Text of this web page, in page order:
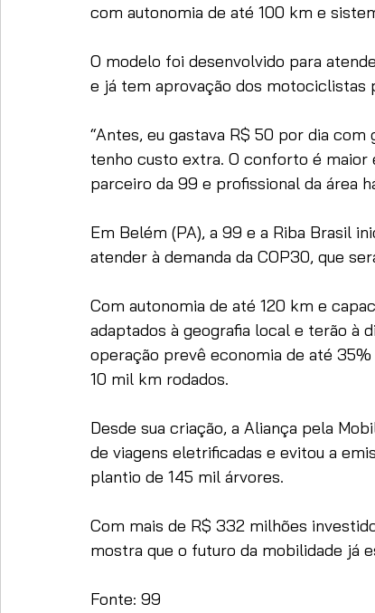
com autonomia de até 100 km e
O modelo foi desenvolvido para
e já tem aprovação dos motociclistas
“Antes, eu gastava R$ 50 por dia
tenho custo extra. O conforto é maior
parceiro da 99 e profissional da área
Em Belém (PA), a 99 e a Riba Brasil
atender à demanda da COP30, que
Com autonomia de até 120 km e
adaptados à geografia local e terão à
operação prevê economia de até
10 mil km rodados.
Desde sua criação, a Aliança pela
de viagens eletrificadas e evitou a
plantio de 145 mil árvores.
Com mais de R$ 332 milhões
mostra que o futuro da mobilidade já
Fonte: 99